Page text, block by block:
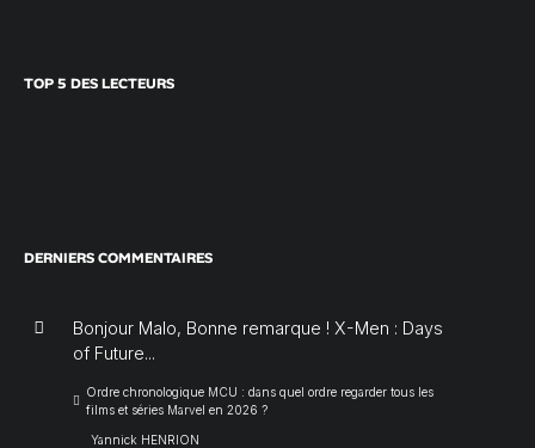
TOP 5 DES LECTEURS
DERNIERS COMMENTAIRES
Bonjour Malo, Bonne remarque ! X-Men : Days
of Future...
Ordre chronologique MCU : dans quel ordre regarder tous les
films et séries Marvel en 2026 ?
Yannick HENRION